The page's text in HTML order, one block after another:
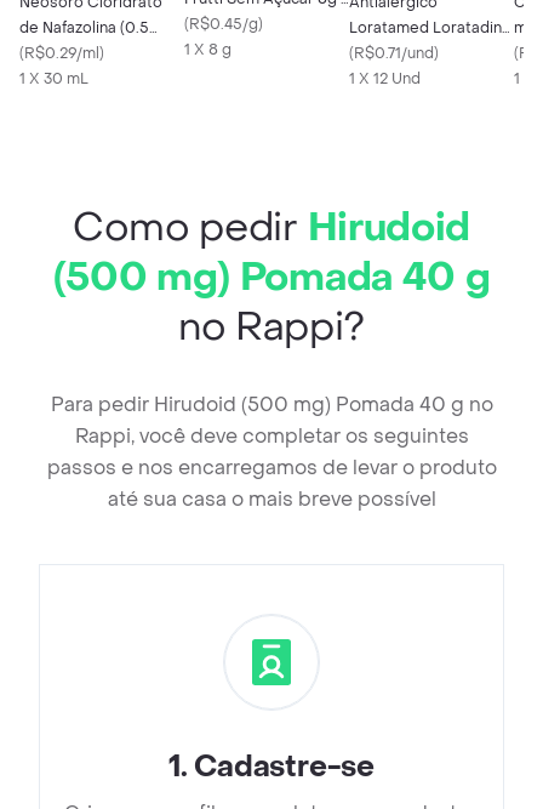
de Nafazolina (0.5
mg/mL)
(R$0.29/ml)
1 X 30 mL
Embalagem com 5
unid.
(R$0.45/g)
1 X 8 g
Loratamed Loratadina
10mg Cimed 12
Comprimidos
(R$0.71/und)
1 X 12 Und
mg
(
1 X
Como pedir Hirudoid
(500 mg) Pomada 40 g
no Rappi?
Para pedir Hirudoid (500 mg) Pomada 40 g no
Rappi, você deve completar os seguintes
passos e nos encarregamos de levar o produto
até sua casa o mais breve possível
1. Cadastre-se